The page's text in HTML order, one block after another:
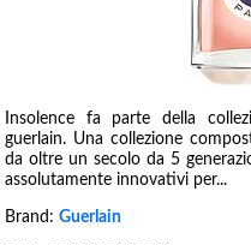
Insolence fa parte della
guerlain. Una collezione
da oltre un secolo da 5
assolutamente innovativi per...
Brand: Guerlain